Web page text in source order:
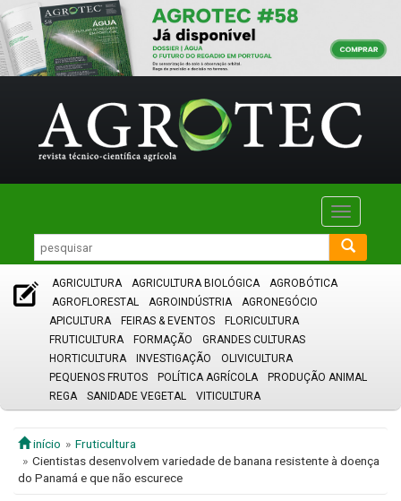
Toggle
AGRICULTURA AGRICULTURA BIOLÓGICA
AGROBÓTICA
AGROFLORESTAL
AGROINDÚSTRIA
AGRONEGÓCIO
APICULTURA
FEIRAS & EVENTOS
FLORICULTURA
FRUTICULTURA
FORMAÇÃO
GRANDES CULTURAS
HORTICULTURA
INVESTIGAÇÃO
OLIVICULTURA
PEQUENOS FRUTOS
POLÍTICA AGRÍCOLA
PRODUÇÃO ANIMAL
REGA
SANIDADE VEGETAL VITICULTURA
início
Fruticultura
Cientistas desenvolvem variedade de banana resistente à doença
do Panamá e que não escurece